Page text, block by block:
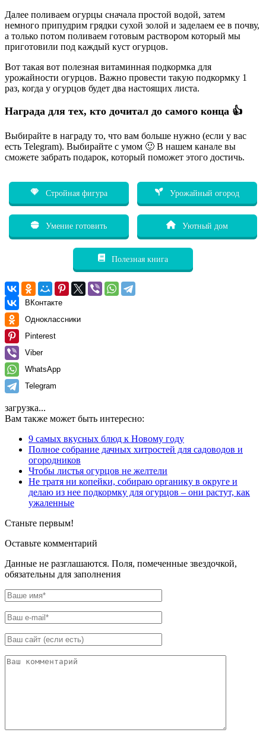
Далее поливаем огурцы сначала простой водой, затем
немного припудрим грядки сухой золой и заделаем ее в почву,
а только потом поливаем готовым раствором который мы
приготовили под каждый куст огурцов.
Вот такая вот полезная витаминная подкормка для
урожайности огурцов. Важно провести такую подкормку 1
раз, когда у огурцов будет два настоящих листа.
Награда для тех, кто дочитал до самого конца 👍
Выбирайте в награду то, что вам больше нужно (если у вас
есть Telegram). Выбирайте с умом 🙂 В нашем канале вы
сможете забрать подарок, который поможет этого достичь.
Стройная фигура Урожайный огород
Умение готовить Уютный дом
Полезная книга
ВКонтакте
Одноклассники
Pinterest
Viber
WhatsApp
Telegram
загрузка...
Вам также может быть интересно:
9 самых вкусных блюд к Новому году
Полное собрание дачных хитростей для садоводов и
огородников
Чтобы листья огурцов не желтели
Не тратя ни копейки, собираю органику в округе и
делаю из нее подкормку для огурцов – они растут, как
ужаленные
Станьте первым!
Оставьте комментарий
Данные не разглашаются. Поля, помеченные звездочкой,
обязательны для заполнения